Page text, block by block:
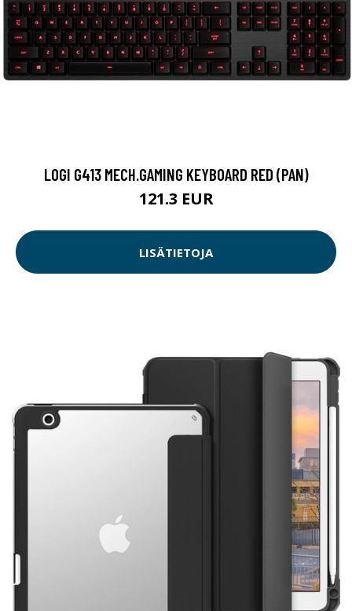
LOGI G413 MECH.GAMING KEYBOARD RED (PAN)
121.3 EUR
LISÄTIETOJA